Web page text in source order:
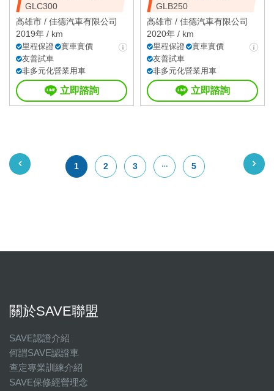
GLC300
高雄市 / 佳德汽車有限公司
2019年 / km
里程保證
實車實價
友善試車
非多元化營業用車
立即諮詢
GLB250
高雄市 / 佳德汽車有限公司
2020年 / km
里程保證
實車實價
友善試車
非多元化營業用車
立即諮詢
1 2 3 5
關於SAVE聯盟
SAVE認證介紹
何謂SAVE認證車
查定專業訓練介紹
SAVE保修經營理念